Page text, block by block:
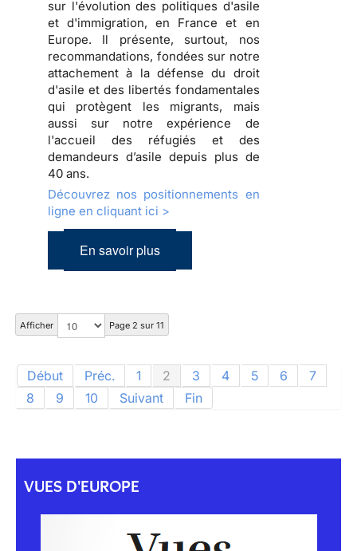
sur l'évolution des politiques d'asile
et d'immigration, en France et en
Europe. Il présente, surtout, nos
recommandations, fondées sur notre
attachement à la défense du droit
d'asile et des libertés fondamentales
qui protègent les migrants, mais
aussi sur notre expérience de
l'accueil des réfugiés et des
demandeurs d’asile depuis plus de
40 ans.
Découvrez nos positionnements en
ligne en cliquant ici >
En savoir plus
Afficher Page 2 sur 11
Début Préc. 1 2 3 4 5 6
7
8
9 10 Suivant Fin
VUES D'EUROPE